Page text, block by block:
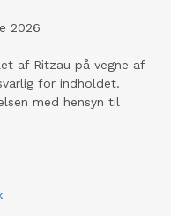
2026
af Ritzau på vegne af
for indholdet.
med hensyn til